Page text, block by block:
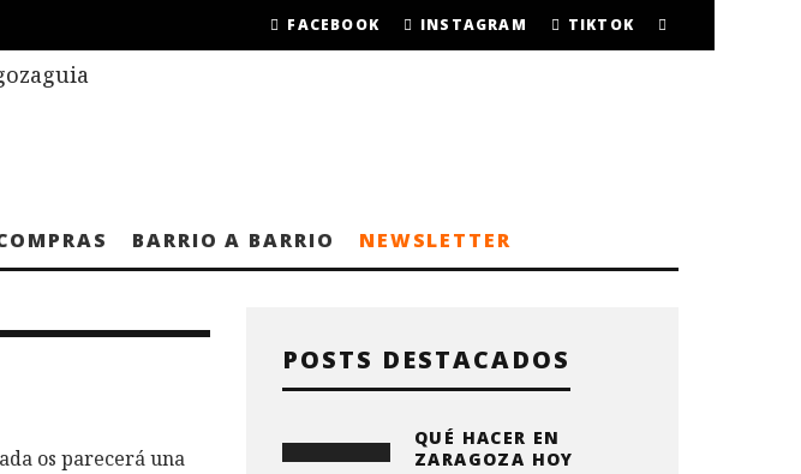
FACEBOOK INSTAGRAM TIKTOK
BARRIO A BARRIO NEWSLETTER
os parecerá una
POSTS DESTACADOS
QUÉ HACER EN
ZARAGOZA HOY